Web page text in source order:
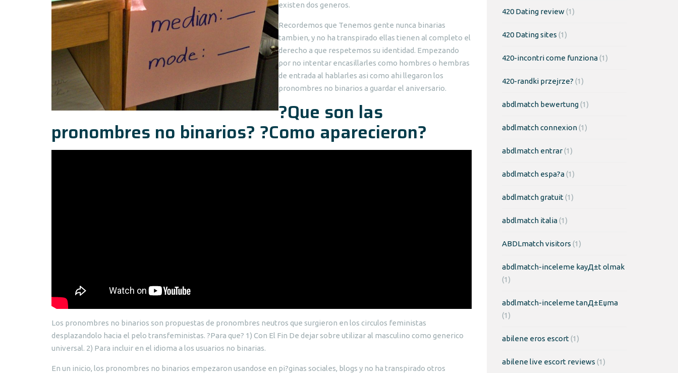
existen dos generos.
Recordemos que Tenemos gente nunca binarias
tambien, y no ha transpirado ellas tienen al completo el
derecho a que respetemos su identidad. Empezando
por no intentar encasillarles como hombres o hembras
de entrada al hablarles asi como ahi llegaron los
pronombres no binarios a guardar el aniversario.
?Que son las
pronombres no binarios? ?Como aparecieron?
Los pronombres no binarios son propuestas de pronombres neutros que surgieron en los circulos feministas
desplazandolo hacia el pelo transfeministas. ?Para que? 1) Con El Fin De dejar sobre utilizar al masculino como generico
universal. 2) Para incluir en el idioma a los usuarios no binarias.
En un inicio, los pronombres no binarios empezaron usandose en pi?ginas sociales, blogs y no ha transpirado otros
420 Dating review(1)
420 Dating sites (1)
420-incontri come funziona(1)
420-randki przejrze? (1)
abdlmatch bewertung(1)
abdlmatch connexion(1)
abdlmatch entrar(1)
abdlmatch espa?a(1)
abdlmatch gratuit(1)
abdlmatch italia(1)
ABDLmatch visitors (1)
abdlmatch-inceleme kayД±t olmak
(1)
abdlmatch-inceleme tanД±Еџma
(1)
abilene eros escort(1)
abilene live escort reviews (1)